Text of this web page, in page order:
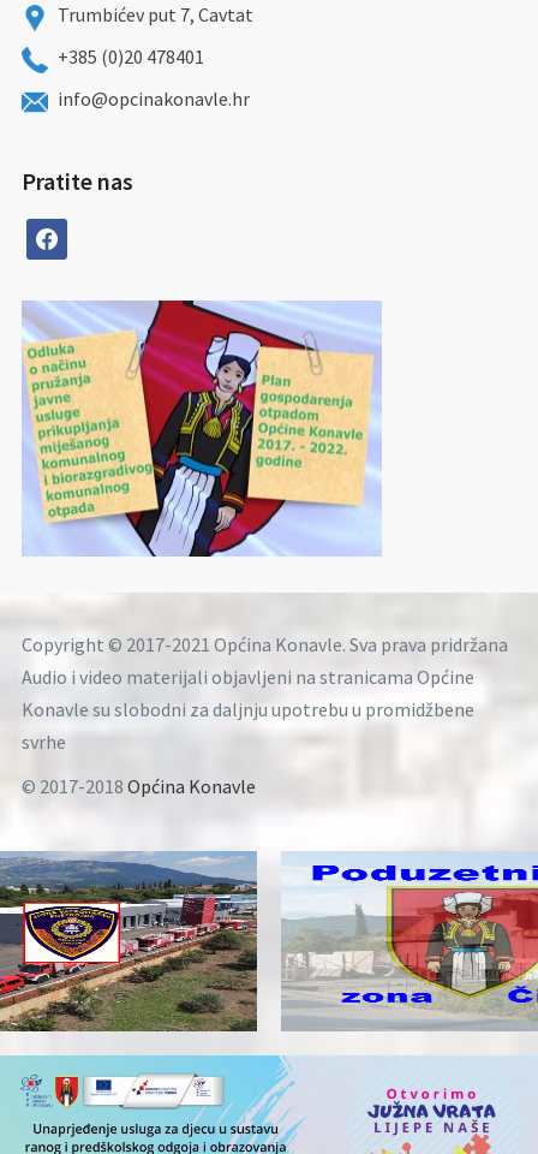
Trumbićev put 7, Cavtat
+385 (0)20 478401
info@opcinakonavle.hr
Pratite nas
facebook
Copyright © 2017-2021 Općina Konavle. Sva prava pridržana
Audio i video materijali objavljeni na stranicama Općine
Konavle su slobodni za daljnju upotrebu u promidžbene
svrhe
© 2017-2018 Općina Konavle